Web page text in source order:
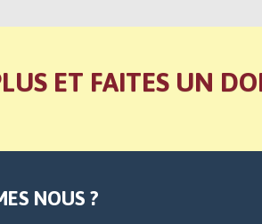
ET FAITES UN
NOUS ?